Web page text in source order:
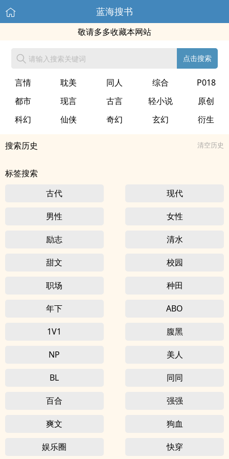
蓝海搜书
敬请多多收藏本网站
点击搜索
言情 耽美 同人 综合
P018
都市
现言 古言 轻小说
原创
科幻
仙侠 奇幻 玄幻 衍生
搜索历史 清空历史
标签搜索
古代
现代
男性 女性
励志 清水
甜文 校园
职场 种田
年下 ABO
1V1 腹黑
NP 美人
BL 同同
百合 强强
爽文 狗血
娱乐圈 快穿